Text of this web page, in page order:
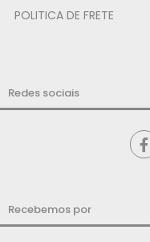
POLITICA DE FRETE
Redes sociais
Recebemos por